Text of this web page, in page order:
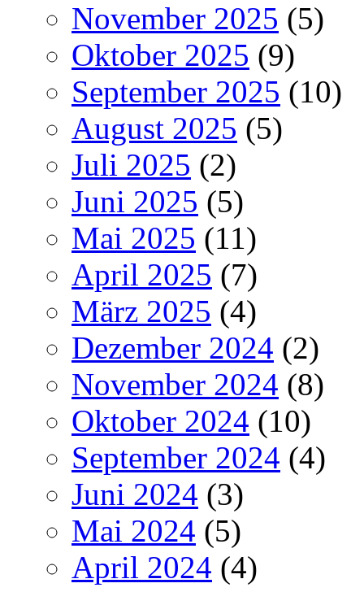
November 2025 (5)
Oktober 2025 (9)
September 2025 (10)
August 2025 (5)
Juli 2025 (2)
Juni 2025 (5)
Mai 2025 (11)
April 2025 (7)
März 2025 (4)
Dezember 2024 (2)
November 2024 (8)
Oktober 2024 (10)
September 2024 (4)
Juni 2024 (3)
Mai 2024 (5)
April 2024 (4)